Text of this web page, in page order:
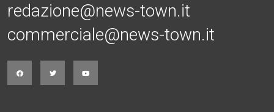
redazione@news-town.it
commerciale@news-town.it